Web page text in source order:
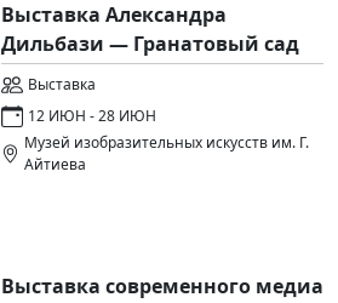
Выставка Александра
Дильбази — Гранатовый сад
Выставка
12 ИЮН - 28 ИЮН
Музей изобразительных искусств им. Г.
Айтиева
Выставка современного медиа